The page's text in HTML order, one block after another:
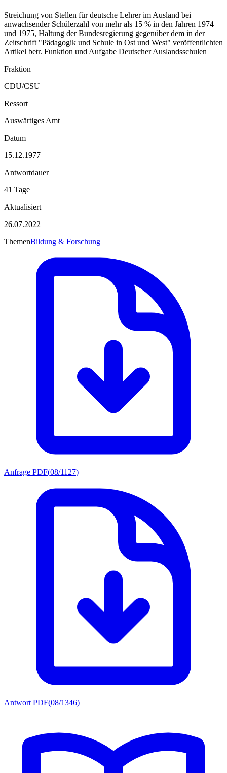
Streichung von Stellen für deutsche Lehrer im Ausland bei
anwachsender Schülerzahl von mehr als 15 % in den Jahren 1974
und 1975, Haltung der Bundesregierung gegenüber dem in der
Zeitschrift "Pädagogik und Schule in Ost und West" veröffentlichten
Artikel betr. Funktion und Aufgabe Deutscher Auslandsschulen
Fraktion
CDU/CSU
Ressort
Auswärtiges Amt
Datum
15.12.1977
Antwortdauer
41 Tage
Aktualisiert
26.07.2022
ThemenBildung & Forschung
Anfrage PDF(08/1127)
Antwort PDF(08/1346)